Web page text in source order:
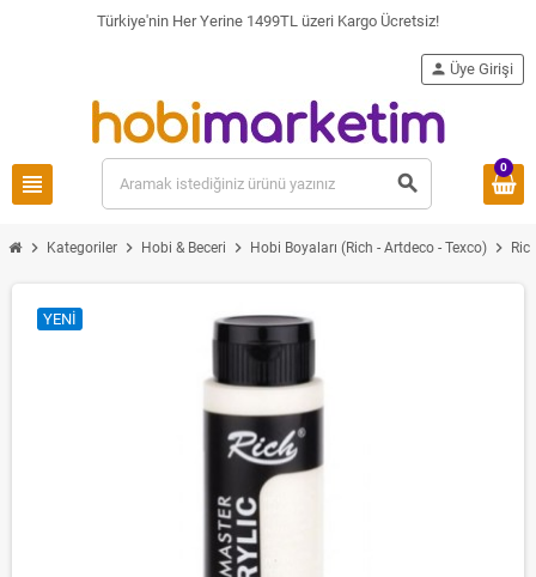
Türkiye'nin Her Yerine 1499TL üzeri Kargo Ücretsiz!
view_headline search
person Üye Girişi
0
chevron_right Kategoriler chevron_right Hobi & Beceri chevron_right Hobi Boyaları (Rich - Artdeco - Texco) chevron_right
YENI